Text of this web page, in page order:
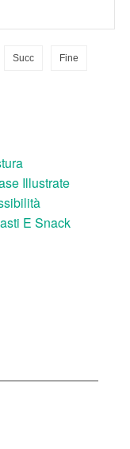
Succ Fine
Illustrate
E Snack